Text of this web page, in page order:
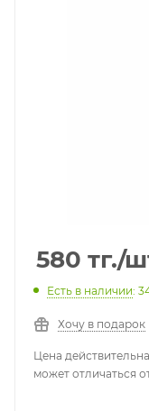
580 тг./
Есть в наличии:
Хочу в подарок
Цена
может отличаться